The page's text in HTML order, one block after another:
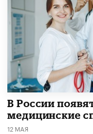
В России
медицинские
12 МАЯ